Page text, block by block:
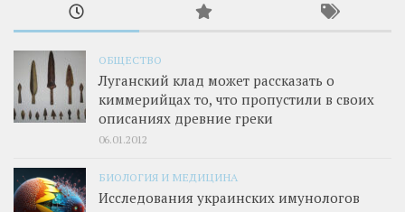
ОБЩЕСТВО
Луганский клад может рассказать о
киммерийцах то, что пропустили в своих
описаниях древние греки
06.01.2012
БИОЛОГИЯ И МЕДИЦИНА
Исследования украинских имунологов